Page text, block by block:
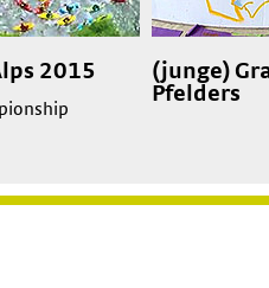
2015
(junge)
Pfelders